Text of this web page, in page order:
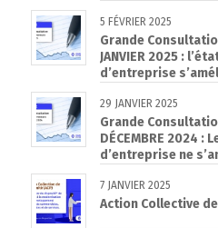
5 FÉVRIER 2025
Grande
JANVIER 2025 :
d’entreprise
29 JANVIER 2025
Grande
DÉCEMBRE 2024 :
d’entreprise ne
7 JANVIER 2025
Action Collective